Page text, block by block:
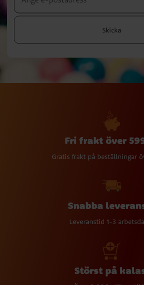
Skicka
Fri frakt över
Gratis frakt på beställningar
Snabba
Leveranstid 1-3
Störst på